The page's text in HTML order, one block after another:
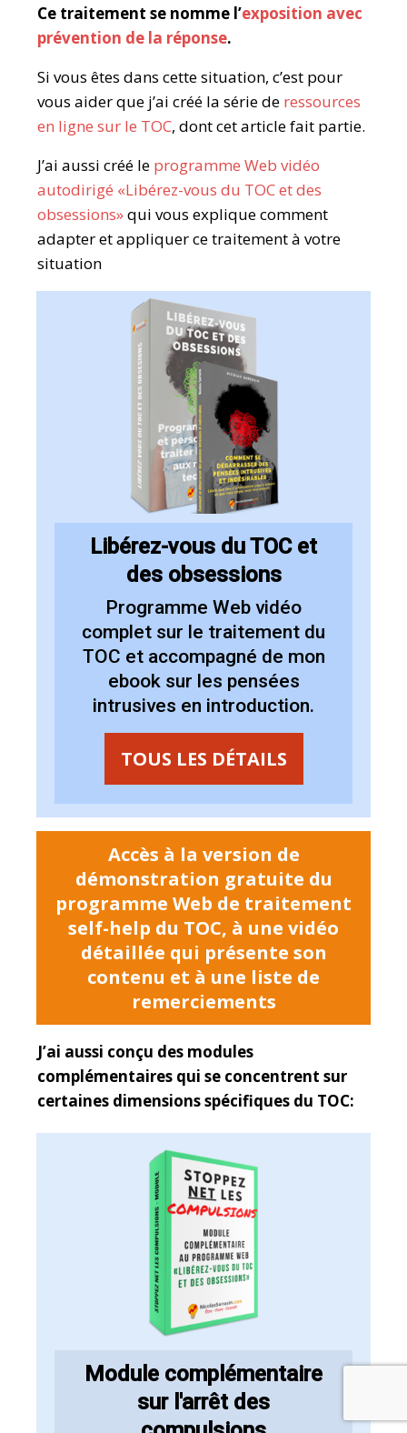
Ce traitement se nomme l’exposition avec
prévention de la réponse.
Si vous êtes dans cette situation, c’est pour
vous aider que j’ai créé la série de ressources
en ligne sur le TOC, dont cet article fait partie.
J’ai aussi créé le programme Web vidéo
autodirigé «Libérez-vous du TOC et des
obsessions»qui vous explique comment
adapter et appliquer ce traitement à votre
situation
Libérez-vous du TOC et
des obsessions
Programme Web vidéo
complet sur le traitement du
TOC et accompagné de mon
ebook sur les pensées
intrusives en introduction.
TOUS LES DÉTAILS
Accès à la version de
démonstration gratuite du
programme Web de traitement
self-help du TOC, à une vidéo
détaillée qui présente son
contenu et à une liste de
remerciements
J’ai aussi conçu des modules
complémentaires qui se concentrent sur
certaines dimensions spécifiques du TOC:
Module complémentaire
sur l'arrêt des